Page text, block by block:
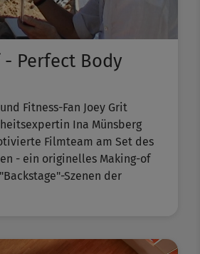
Perfect Body
Fitness-Fan Joey Grit
Ina Münsberg
Filmteam am Set des
- ein originelles Making-of
Szenen der